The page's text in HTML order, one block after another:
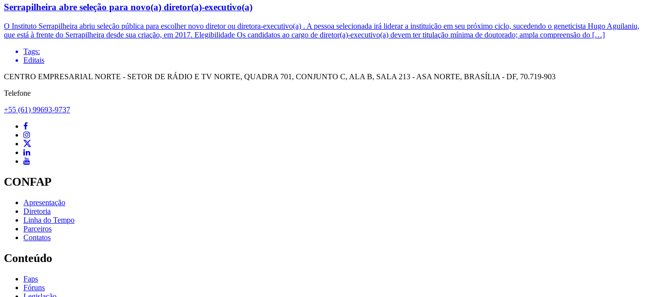
Serrapilheira abre seleção para novo(a) diretor(a)-executivo(a)
O Instituto Serrapilheira abriu seleção pública para escolher novo diretor ou diretora-executivo(a) . A pessoa selecionada irá liderar a instituição em seu próximo ciclo, sucedendo o geneticista Hugo Aguilaniu,
que está à frente do Serrapilheira desde sua criação, em 2017. Elegibilidade Os candidatos ao cargo de diretor(a)-executivo(a) devem ter titulação mínima de doutorado; ampla compreensão do […]
Tags:
Editais
CENTRO EMPRESARIAL NORTE - SETOR DE RÁDIO E TV NORTE, QUADRA 701, CONJUNTO C, ALA B, SALA 213 - ASA NORTE, BRASÍLIA - DF, 70.719-903
Telefone
+55 (61) 99693-9737
CONFAP
Apresentação
Diretoria
Linha do Tempo
Parceiros
Contatos
Conteúdo
Faps
Fóruns